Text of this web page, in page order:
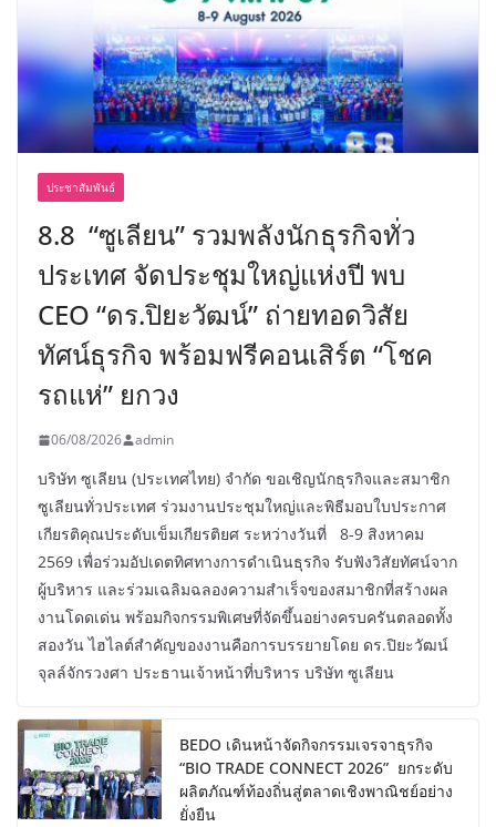
ประชาสัมพันธ์
8.8 “ซูเลียน” รวมพลังนักธุรกิจทั่ว
ประเทศ จัดประชุมใหญ่แห่งปี พบ
CEO “ดร.ปิยะวัฒน์” ถ่ายทอดวิสัย
ทัศน์ธุรกิจ พร้อมฟรีคอนเสิร์ต “โชค
รถแห่” ยกวง
06/08/2026 admin
บริษัท ซูเลียน (ประเทศไทย) จำกัด ขอเชิญนักธุรกิจและสมาชิก
ซูเลียนทั่วประเทศ ร่วมงานประชุมใหญ่และพิธีมอบใบประกาศ
เกียรติคุณประดับเข็มเกียรติยศ ระหว่างวันที่ 8-9 สิงหาคม
2569 เพื่อร่วมอัปเดตทิศทางการดำเนินธุรกิจ รับฟังวิสัยทัศน์จาก
ผู้บริหาร และร่วมเฉลิมฉลองความสำเร็จของสมาชิกที่สร้างผล
งานโดดเด่น พร้อมกิจกรรมพิเศษที่จัดขึ้นอย่างครบครันตลอดทั้ง
สองวัน ไฮไลต์สำคัญของงานคือการบรรยายโดย ดร.ปิยะวัฒน์
จุลล์จักรวงศา ประธานเจ้าหน้าที่บริหาร บริษัท ซูเลียน
BEDO เดินหน้าจัดกิจกรรมเจรจาธุรกิจ
“BIO TRADE CONNECT 2026” ยกระดับ
ผลิตภัณฑ์ท้องถิ่นสู่ตลาดเชิงพาณิชย์อย่าง
ยั่งยืน